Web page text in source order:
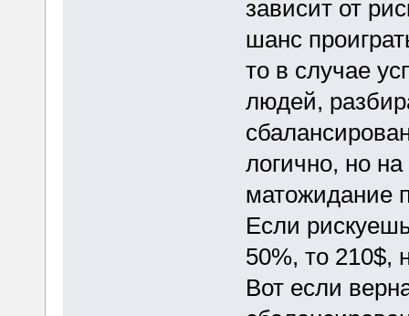
зависит от
шанс
то в случае
людей,
логично, но
матожидание
Если
50%, то 210$,
Вот если